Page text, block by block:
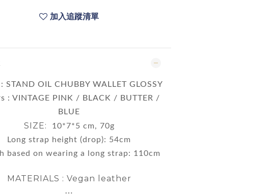
加入追蹤清單
STAND OIL CHUBBY WALLET GLOSSY
: VINTAGE PINK / BLACK / BUTTER /
BLUE
SIZE:
10*7*5 cm, 70g
Long strap height (drop): 54cm
based on wearing a long strap: 110cm
MATERIALS : Vegan leather